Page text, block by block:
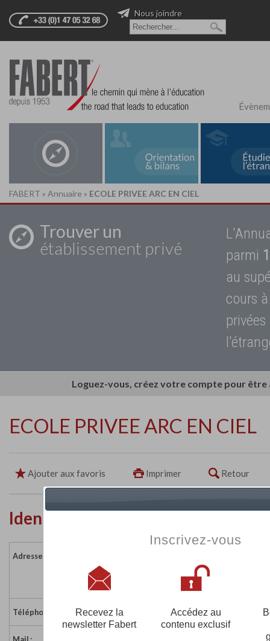
Nous joindre
FABERT » Annuaire » ECOLE PRIVEE ARC EN CIEL
Trouver un
établissement privé
parmi
au
cours
Loguez-vous, créez votre compte pour
ECOLE PRIVEE ARC EN CIEL
Ajouter aux favoris Imprimer Retour
Identité de l'établissement
Adresse :
79700 LOUBLANDE
Téléphone : 05 49 81 96 61
Inscrivez-vous
Recevez la
newsletter Fabert
Accédez au
contenu exclusif